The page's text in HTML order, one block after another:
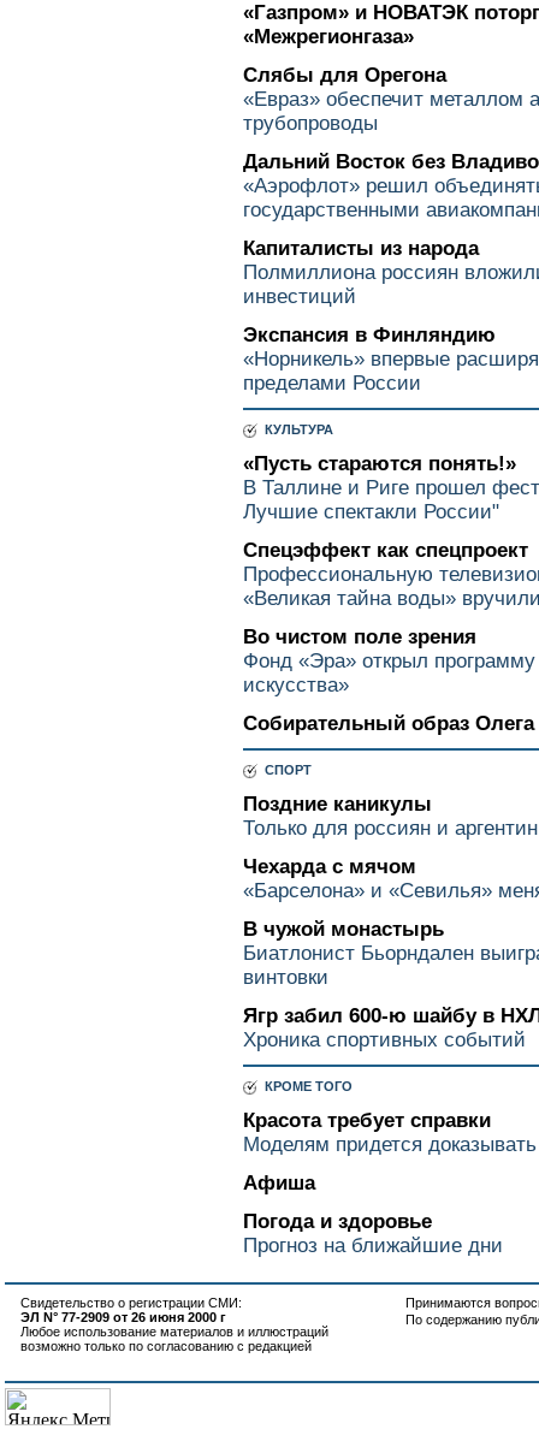
«Газпром» и НОВАТЭК
«Межрегионгаза»
Слябы для Орегона
«Евраз» обеспечит металлом
трубопроводы
Дальний Восток без
«Аэрофлот» решил
государственными
Капиталисты из народа
Полмиллиона россиян
инвестиций
Экспансия в Финляндию
«Норникель» впервые
пределами России
КУЛЬТУРА
«Пусть стараются понять!»
В Таллине и Риге прошел
Лучшие спектакли России"
Спецэффект как спецпроект
Профессиональную
«Великая тайна воды»
Во чистом поле зрения
Фонд «Эра» открыл программу
искусства»
Собирательный образ Олега
СПОРТ
Поздние каникулы
Только для россиян и
Чехарда с мячом
«Барселона» и «Севилья»
В чужой монастырь
Биатлонист Бьорндален
винтовки
Ягр забил 600-ю шайбу в
Хроника спортивных событий
КРОМЕ ТОГО
Красота требует справки
Моделям придется
Афиша
Погода и здоровье
Прогноз на ближайшие дни
Свидетельство о регистрации СМИ:
ЭЛ N° 77-2909 от 26 июня 2000 г
Любое использование материалов и иллюстраций
возможно только по согласованию с редакцией
Принимаются
По содержанию